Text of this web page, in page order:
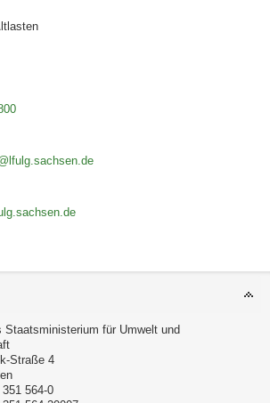
Staatsministerium für Umwelt und
Straße 4
564-0